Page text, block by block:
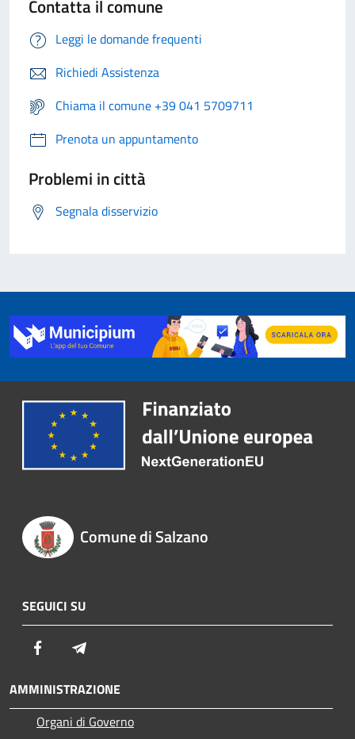
Contatta il comune
Leggi le domande frequenti
Richiedi Assistenza
Chiama il comune +39 041 5709711
Prenota un appuntamento
Problemi in città
Segnala disservizio
Comune di Salzano
SEGUICI SU
Facebook
AMMINISTRAZIONE
Organi di Governo